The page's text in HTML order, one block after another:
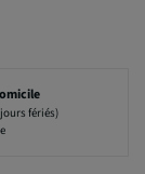
fériés)